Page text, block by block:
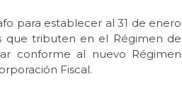
para establecer al 31 de enero
que tributen en el Régimen de
conforme al nuevo Régimen
Fiscal.